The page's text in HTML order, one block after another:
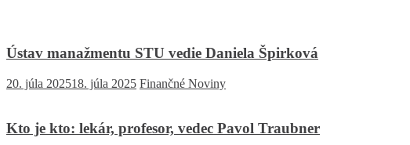
Ústav manažmentu STU vedie Daniela Špirková
20. júla 202518. júla 2025 Finančné Noviny
Kto je kto: lekár, profesor, vedec Pavol Traubner